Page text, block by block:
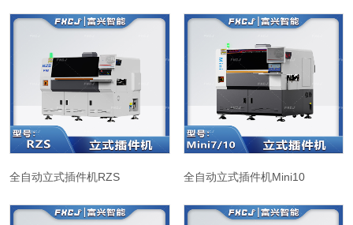
全自动立式插件机RZS 全自动立式插件机Mini10